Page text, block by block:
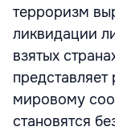
терроризм
ликвидации
взятых
мировому
становятся